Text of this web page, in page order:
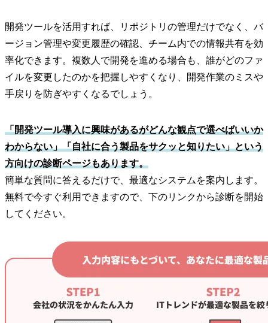
開発ツールを活用すれば、リポジトリの管理だけでなく、バ
ージョン管理や変更履歴の確認、チーム内での情報共有を効
率化できます。複数人で開発を進める場合も、誰がどのファ
イルを変更したのかを把握しやすくなり、開発作業のミスや
手戻りを防ぎやすくなるでしょう。
「開発ツール導入に興味があるがどんな観点で選べばいいか
わからない」「自社に合う製品をサクッと知りたい」という
方向けの診断ページもあります。
簡単な質問に答えるだけで、最適なシステムを案内します。
無料で今すぐ利用できますので、下のリンクから診断を開始
してください。